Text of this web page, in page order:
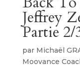
Jeffrey
Partie 2/
par Michaël
Moovance